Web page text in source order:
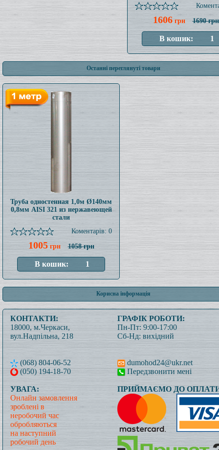
1606грн 1690 грн
Останні переглянуті товари
Труба одностенная 1,0м Ø140мм
0,8мм AISI 321 из нержавеющей
стали
Коментарів: 0
1005грн 1058 грн
Корисна інформація
КОНТАКТИ:
18000, м.Черкаси,
вул.Надпільна, 218
(068) 804-06-52
(050) 194-18-70
ГРАФІК РОБОТИ:
Пн-Пт: 9:00-17:00
Сб-Нд: вихідний
dumohod24@ukr.net
Передзвонити мені
УВАГА:
Онлайн замовлення
зроблені в
неробочий час
обробляються
на наступний
робочий день
ПРИЙМАЄМО ДО